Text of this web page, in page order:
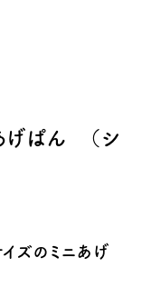
げぱん （シ
ズのミニあげ